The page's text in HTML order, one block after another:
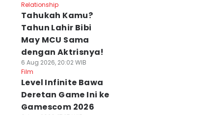
Relationship
Tahukah Kamu?
Tahun Lahir Bibi
May MCU Sama
dengan Aktrisnya!
6 Aug 2026, 20:02 WIB
Film
Level Infinite Bawa
Deretan Game Ini ke
Gamescom 2026